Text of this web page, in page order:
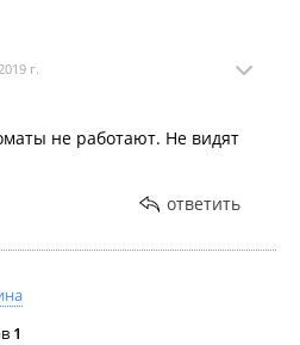
г.
не работают. Не видят
ответить
1